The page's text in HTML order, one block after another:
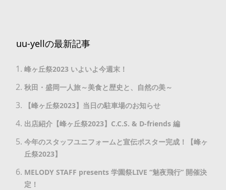
uu-yellの最新記事
峰ヶ丘祭2023 いよいよ今週末！
秋田・盛岡一人旅～美食と歴史と、自然の美～
【峰ヶ丘祭2023】当日の駐車場のお知らせ
出店紹介【峰ヶ丘祭2023】C.C.S. & D-friends 編
今年のスタッフユニフォームと宣伝ポスター完成！【峰ヶ
丘祭2023】
MELODY STAFF presents 学園祭LIVE “魅夜飛行” 開催決
定！